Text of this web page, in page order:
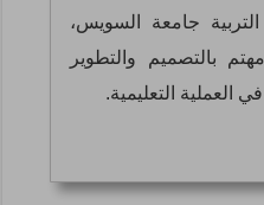
التربية جامعة السويس،
بالتصميم والتطوير
العملية التعليمية.